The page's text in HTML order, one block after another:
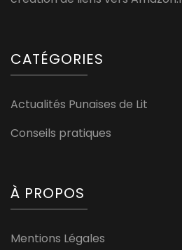
CATÉGORIES
Actualités Punaises de Lit
Conseils pratiques
À PROPOS
Mentions Légales